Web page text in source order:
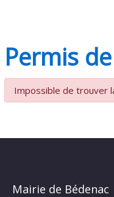
Permis
Impossible de trouver
Mairie de Bédenac